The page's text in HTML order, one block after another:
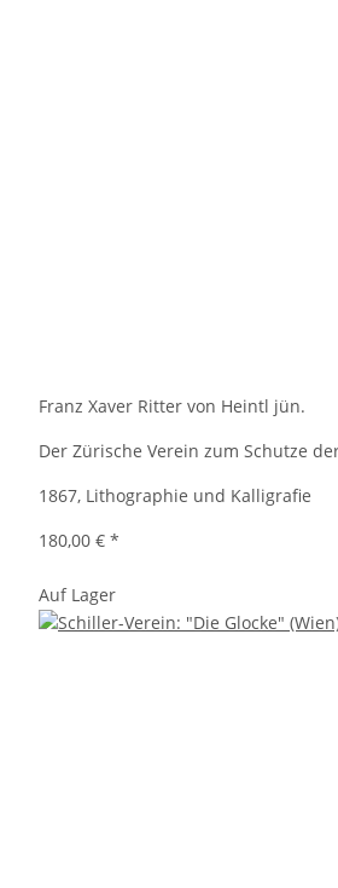
Franz Xaver Ritter von Heintl jün.
Der Zürische Verein zum Schutze
1867, Lithographie und Kalligrafie
180,00 € *
Auf Lager